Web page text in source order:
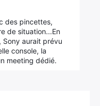
des pincettes,
de situation...En
Sony aurait prévu
console, la
meeting dédié.